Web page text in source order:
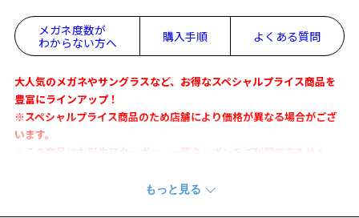
メガネ度数が
わからない方へ
購入手順 よくある質問
大人気のメガネやサングラスなど、お得なスペシャルプライス商品を
豊富にラインアップ！
※スペシャルプライス商品のため店舗により価格が異なる場合がござ
います。
※この商品はお誕生日クーポン、一部クーポンをご利用できません。
日陰も陽射しも、Zoff NIGHT&DAY1本で